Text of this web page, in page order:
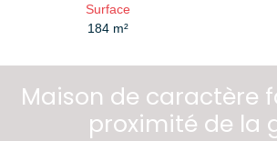
Surface
184 m²
Maison de caractère
proximité de la